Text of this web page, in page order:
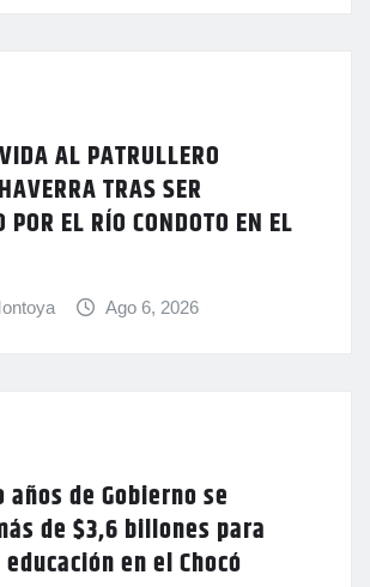
AL PATRULLERO
TRAS SER
EL RÍO CONDOTO EN EL
Ago 6, 2026
de Gobierno se
de $3,6 billones para
en el Chocó